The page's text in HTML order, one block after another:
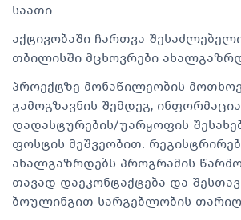
საათი.
აქტივობაში ჩართვა
თბილისში მცხოვრები
პროექტზე მონაწილეობის
გამოგზავნის შემდეგ,
დადასტურების/უარყოფის
ფოსტის მეშვეობით.
ახალგაზრდებს პროგრამის
თავად დაეკონტაქტება და
ბოულინგით სარგებლობის